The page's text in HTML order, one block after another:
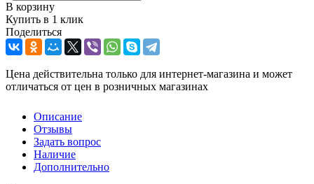
В корзину
Купить в 1 клик
Поделиться
Цена действительна только для интернет-магазина и может
отличаться от цен в розничных магазинах
Описание
Отзывы
Задать вопрос
Наличие
Дополнительно